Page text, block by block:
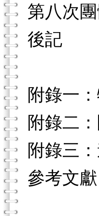
第八次
後記
附錄一
附錄二
附錄三
參考文獻